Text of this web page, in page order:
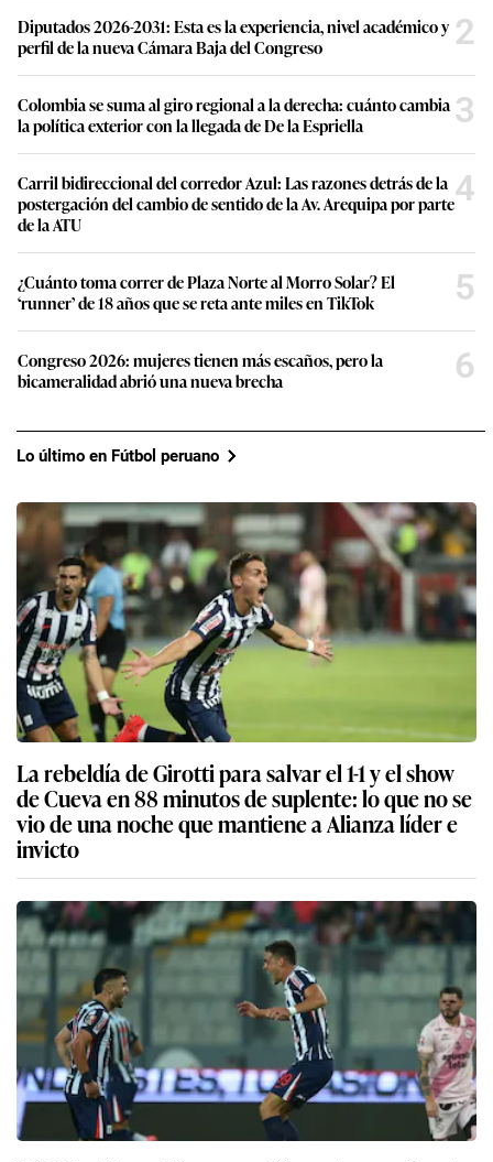
Diputados 2026-2031: Esta es la experiencia, nivel académico y
perfil de la nueva Cámara Baja del Congreso
2
Colombia se suma al giro regional a la derecha: cuánto cambia
la política exterior con la llegada de De la Espriella
3
Carril bidireccional del corredor Azul: Las razones detrás de la
postergación del cambio de sentido de la Av. Arequipa por parte
de la ATU
4
¿Cuánto toma correr de Plaza Norte al Morro Solar? El
‘runner’ de 18 años que se reta ante miles en TikTok
5
Congreso 2026: mujeres tienen más escaños, pero la
bicameralidad abrió una nueva brecha
6
Lo último en Fútbol peruano
La rebeldía de Girotti para salvar el 1-1 y el show
de Cueva en 88 minutos de suplente: lo que no se
vio de una noche que mantiene a Alianza líder e
invicto